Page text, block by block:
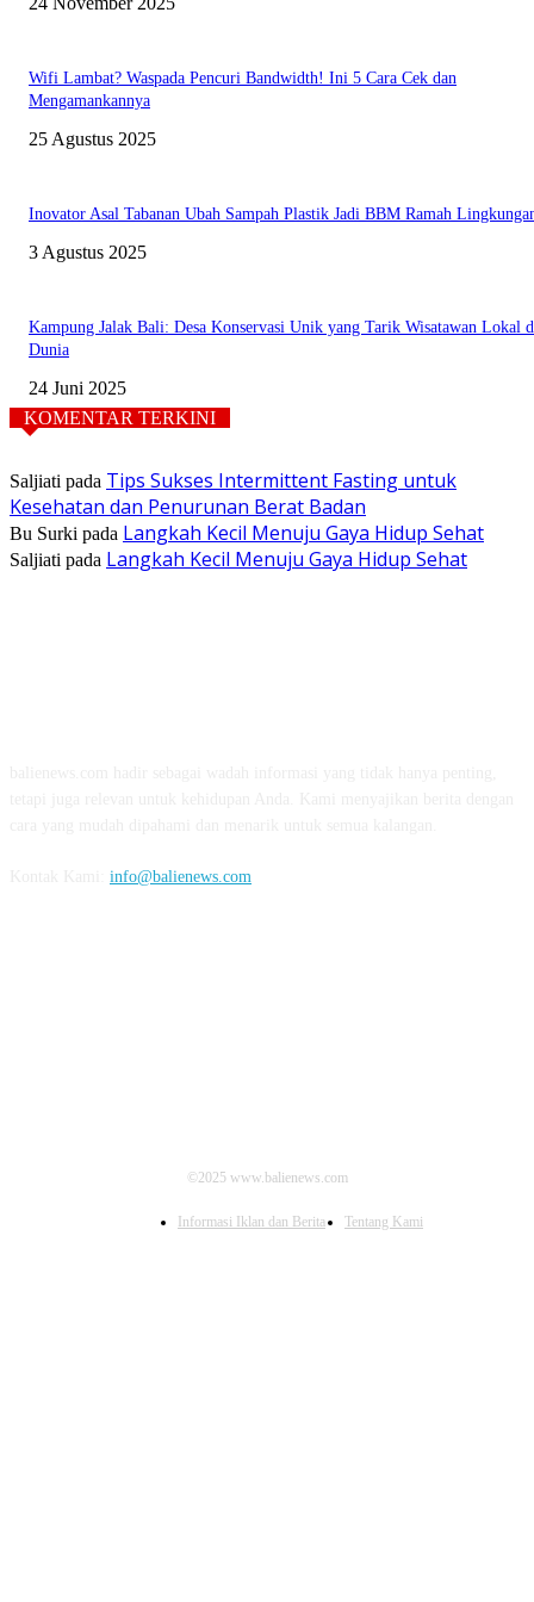
Wifi Lambat? Waspada Pencuri Bandwidth! Ini 5 Cara Cek dan
Mengamankannya
25 Agustus 2025
Inovator Asal Tabanan Ubah Sampah Plastik Jadi BBM Ramah
3 Agustus 2025
Kampung Jalak Bali: Desa Konservasi Unik yang Tarik Wisatawan Lokal
Dunia
24 Juni 2025
KOMENTAR TERKINI
Saljiati pada Tips Sukses Intermittent Fasting untuk
Kesehatan dan Penurunan Berat Badan
Bu Surki pada Langkah Kecil Menuju Gaya Hidup Sehat
Saljiati pada Langkah Kecil Menuju Gaya Hidup Sehat
info@balienews.com
©2025 www.balienews.com
Informasi Iklan dan Berita Tentang Kami